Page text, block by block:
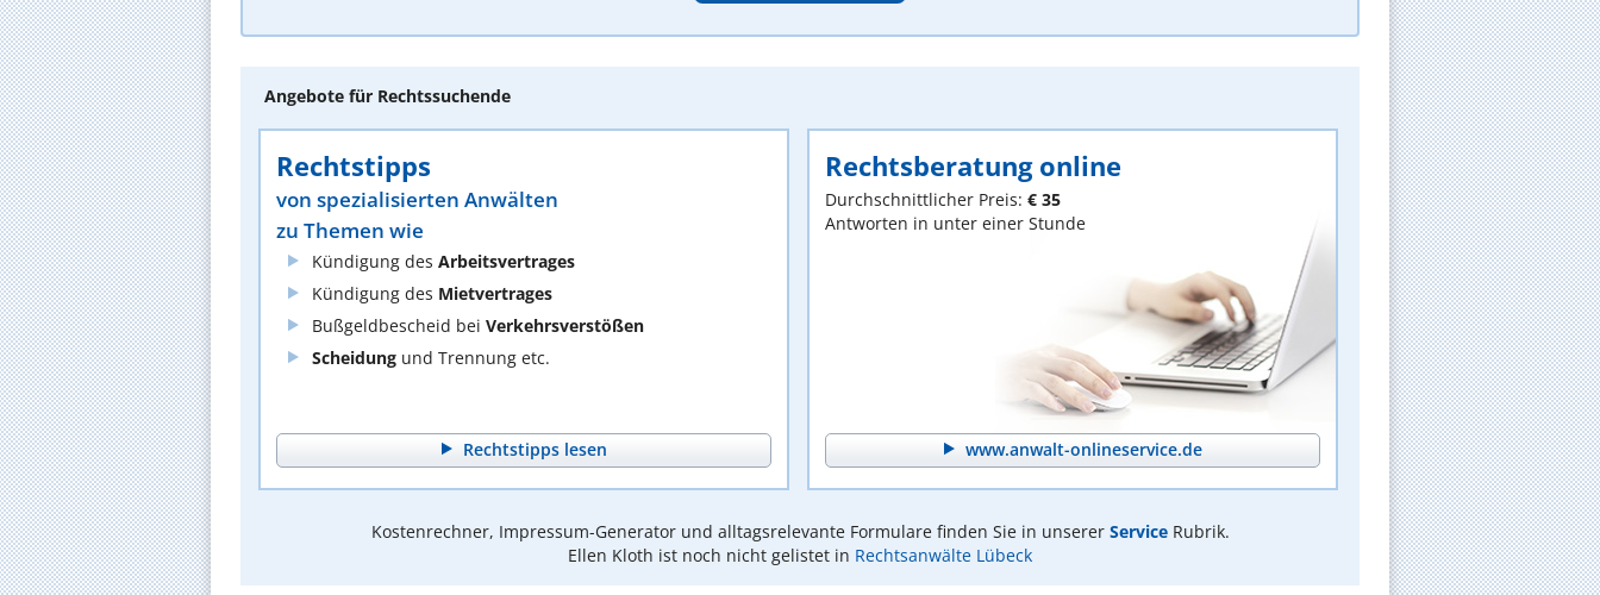
Angebote für Rechtssuchende
Rechtstipps
von spezialisierten Anwälten
zu Themen wie
Kündigung des Arbeitsvertrages
Kündigung des Mietvertrages
Bußgeldbescheid bei Verkehrsverstößen
Scheidung und Trennung etc.
Rechtstipps lesen
Rechtsberatung online
Durchschnittlicher Preis: € 35
Antworten in unter einer Stunde
www.anwalt-onlineservice.de
Kostenrechner, Impressum-Generator und alltagsrelevante Formulare finden Sie in unserer ServiceRubrik.
Ellen Kloth ist noch nicht gelistet in Rechtsanwälte Lübeck